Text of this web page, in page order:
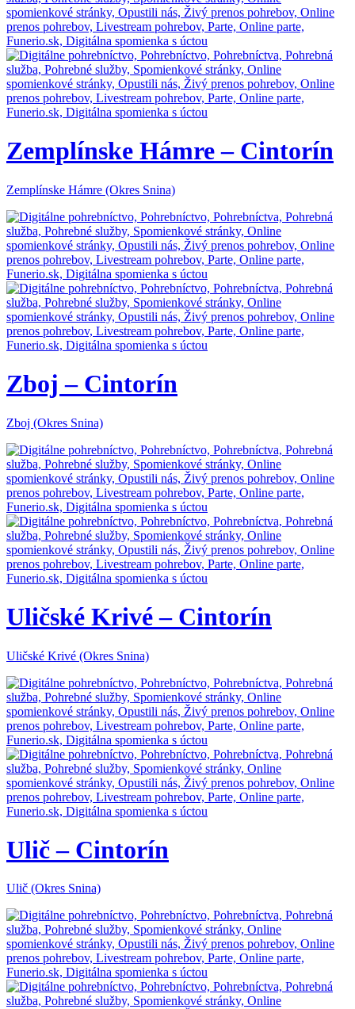
Zemplínske Hámre – Cintorín
Zemplínske Hámre (Okres Snina)
Zboj – Cintorín
Zboj (Okres Snina)
Uličské Krivé – Cintorín
Uličské Krivé (Okres Snina)
Ulič – Cintorín
Ulič (Okres Snina)